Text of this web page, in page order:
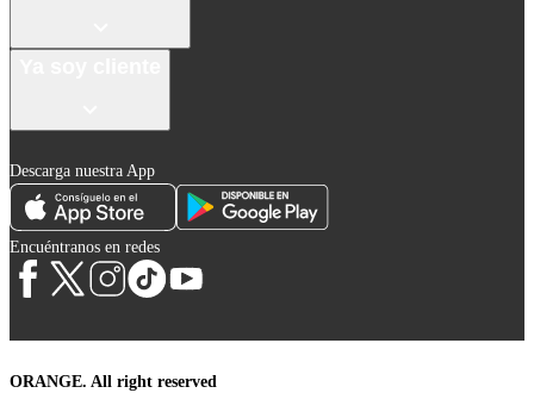
Descarga nuestra App
Encuéntranos en redes
ORANGE. All right reserved